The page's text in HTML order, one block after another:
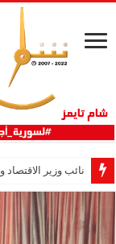
نائب وزير الاقتصاد